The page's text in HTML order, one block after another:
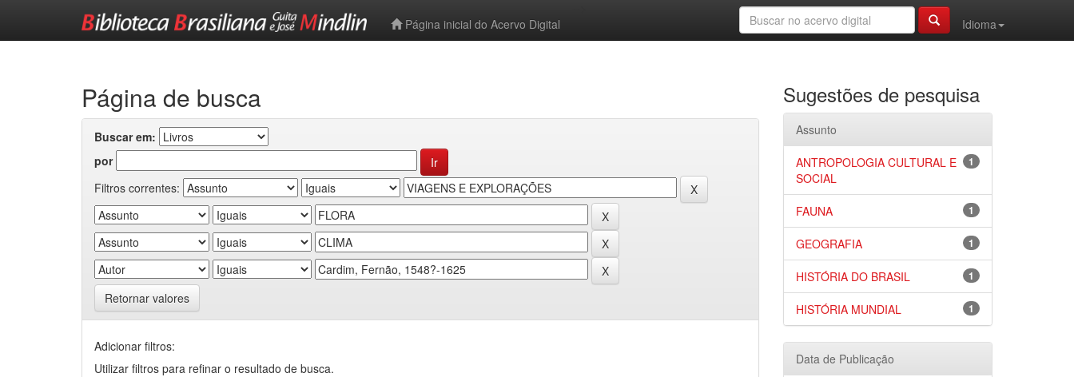
Página inicial do Acervo Digital
Idioma
Página de busca
Buscar em:
por
Filtros correntes:
Retornar valores
Adicionar filtros:
Utilizar filtros para refinar o resultado de busca.
Sugestões de pesquisa
Assunto
1
ANTROPOLOGIA CULTURAL E
SOCIAL
1
FAUNA
1
GEOGRAFIA
1
HISTÓRIA DO BRASIL
1
HISTÓRIA MUNDIAL
Data de Publicação